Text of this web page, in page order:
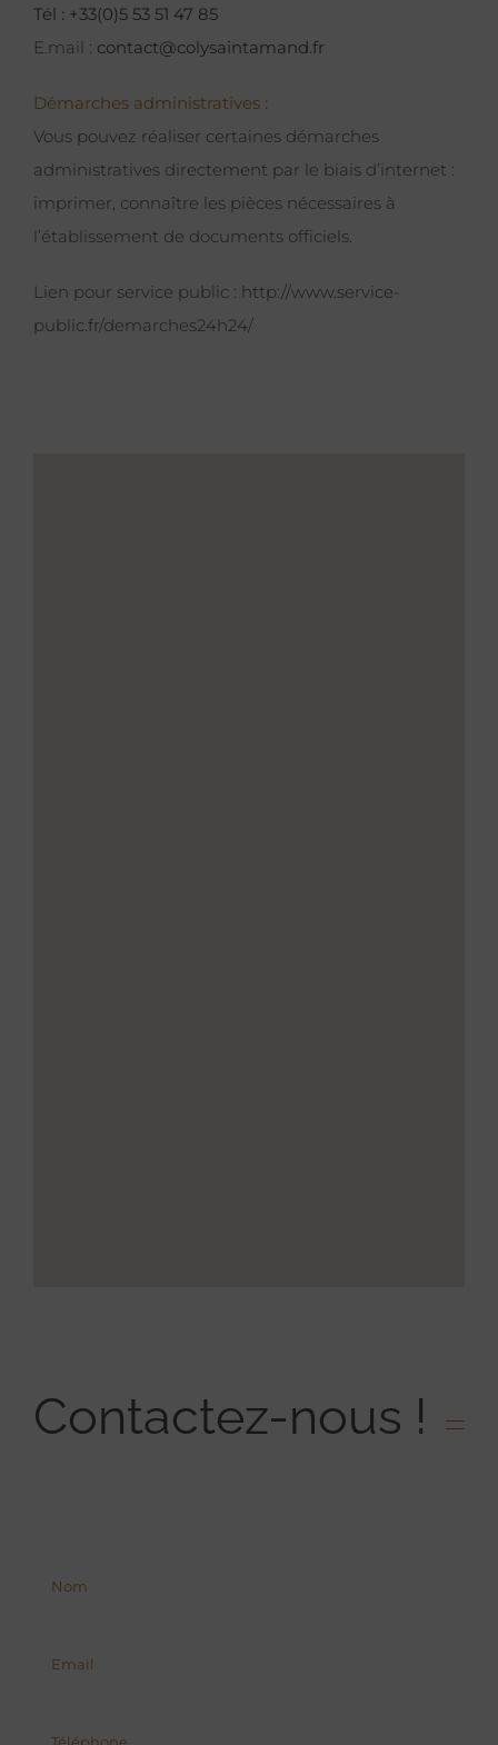
Tél : +33(0)5 53 51 47 85
E.mail : contact@colysaintamand.fr
Démarches administratives :
Vous pouvez réaliser certaines démarches
administratives directement par le biais d’internet :
imprimer, connaître les pièces nécessaires à
l’établissement de documents officiels.
Lien pour service public : http://www.service-
public.fr/demarches24h24/
Contactez-nous !